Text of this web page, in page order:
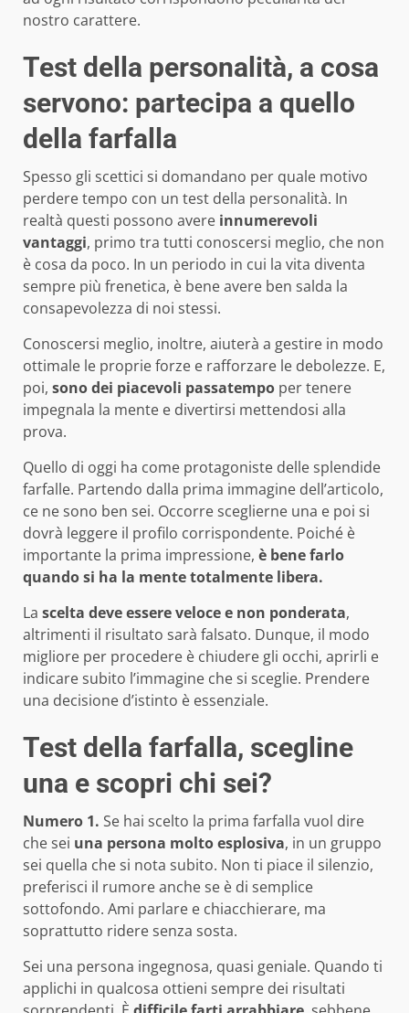
nostro carattere.
Test della personalità, a cosa
servono: partecipa a quello
della farfalla
Spesso gli scettici si domandano per quale motivo
perdere tempo con un test della personalità. In
realtà questi possono avere innumerevoli
vantaggi, primo tra tutti conoscersi meglio, che non
è cosa da poco. In un periodo in cui la vita diventa
sempre più frenetica, è bene avere ben salda la
consapevolezza di noi stessi.
Conoscersi meglio, inoltre, aiuterà a gestire in modo
ottimale le proprie forze e rafforzare le debolezze. E,
poi, sono dei piacevoli passatempo per tenere
impegnala la mente e divertirsi mettendosi alla
prova.
Quello di oggi ha come protagoniste delle splendide
farfalle. Partendo dalla prima immagine dell’articolo,
ce ne sono ben sei. Occorre sceglierne una e poi si
dovrà leggere il profilo corrispondente. Poiché è
importante la prima impressione, è bene farlo
quando si ha la mente totalmente libera.
La scelta deve essere veloce e non ponderata,
altrimenti il risultato sarà falsato. Dunque, il modo
migliore per procedere è chiudere gli occhi, aprirli e
indicare subito l’immagine che si sceglie. Prendere
una decisione d’istinto è essenziale.
Test della farfalla, scegline
una e scopri chi sei?
Numero 1. Se hai scelto la prima farfalla vuol dire
che sei una persona molto esplosiva, in un gruppo
sei quella che si nota subito. Non ti piace il silenzio,
preferisci il rumore anche se è di semplice
sottofondo. Ami parlare e chiacchierare, ma
soprattutto ridere senza sosta.
Sei una persona ingegnosa, quasi geniale. Quando ti
applichi in qualcosa ottieni sempre dei risultati